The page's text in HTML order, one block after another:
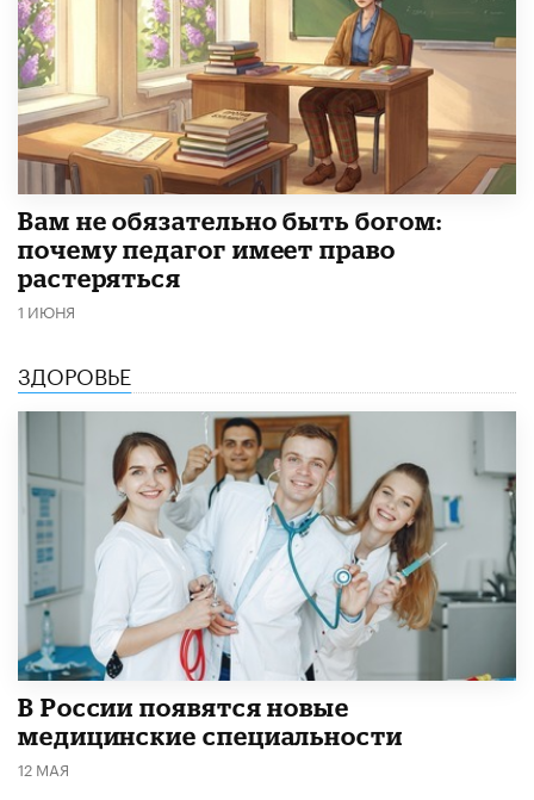
​Вам не обязательно быть богом:
почему педагог имеет право
растеряться
1 ИЮНЯ
ЗДОРОВЬЕ
В России появятся новые
медицинские специальности
12 МАЯ